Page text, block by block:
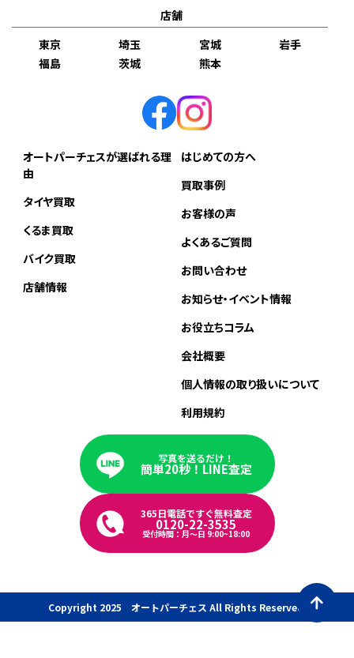
店舗
東京
埼玉 宮城
岩手
福島
茨城 熊本
オートパーチェスが選ばれる理
由
タイヤ買取
くるま買取
バイク買取
店舗情報
はじめての方へ
買取事例
お客様の声
よくあるご質問
お問い合わせ
お知らせ・イベント情報
お役立ちコラム
会社概要
個人情報の取り扱いについて
利用規約
写真を送るだけ！
簡単20秒！LINE査定
365日電話ですぐ無料査定
0120-22-3535
受付時間：月〜日 9:00~18:00
Copyright 2025 オートパーチェス All Rights Reserved.